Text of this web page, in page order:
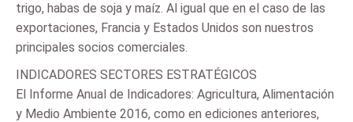
trigo, habas de soja y maíz. Al igual que en el caso de las
exportaciones, Francia y Estados Unidos son nuestros
principales socios comerciales.
INDICADORES SECTORES ESTRATÉGICOS
El Informe Anual de Indicadores: Agricultura, Alimentación
y Medio Ambiente 2016, como en ediciones anteriores,